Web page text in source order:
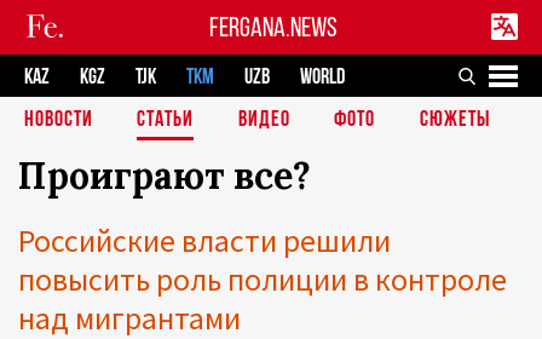
FERGANA.NEWS
KAZ KGZ TJK TKM UZB
WORLD
НОВОСТИ
СТАТЬИ ВИДЕО ФОТО СЮЖЕТЫ
Проиграют все?
Российские власти решили
повысить роль полиции в контроле
над мигрантами